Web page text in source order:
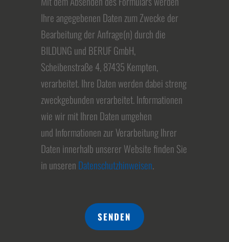
Ihre angegebenen Daten zum Zwecke der
Bearbeitung der Anfrage(n) durch die
BILDUNG und BERUF GmbH,
Scheibenstraße 4, 87435 Kempten,
verarbeitet. Ihre Daten werden dabei streng
zweckgebunden verarbeitet. Informationen
wie wir mit Ihren Daten umgehen
und Informationen zur Verarbeitung Ihrer
Daten innerhalb unserer Website finden Sie
in unseren Datenschutzhinweisen.
SENDEN